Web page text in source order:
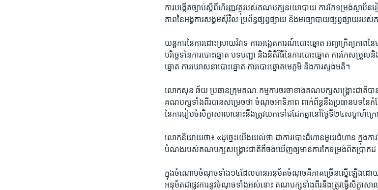
ការ​បង្កើត​ច្បាប់​ស្តីពី​ហិរញ្ញវត្ថុរបស់​គណបក្ស​នយោបាយ​ ការ​កែទម្រង់​ស្ថាប័ន​
ភាព​នៃ​អង្គការ​សង្គម​ស៊ីវិល​ ប្រព័ន្ធ​ផ្សព្វផ្សាយ​ និង​មធ្យោបាយ​ផ្សព្វផ្សាយ​
យន្តការ​នៃ​ការ​ដោះ​ស្រាយ​វិវាទ​ ការ​អង្កេត​ការណ៍​បោះ​ឆ្នោត​ អព្យាក្រិត្យ​ភាព​នៃ​
បរិច្ឆេទ​នៃ​ការ​បោះ​ឆ្នោត​ បទបញ្ជា ​និង​និតិវិធី​នៃ​ការ​បោះ​ឆ្នោត​ ការ​កែ​សម្រួល​
ឆ្នោត​ ការ​ឃោសនា​បោះ​ឆ្នោត​ ការ​បោះ​ឆ្នោត​មេភូមិ​ និង​ការ​ស្ទង់​មតិ។
លោក​សុន ឆ័យ ប្រធាន​ក្រុម​គណៈកម្មការចរចា​ខាង​គណបក្ស​សង្គ្រោះ​ជាតិ​បាន​
គណបក្ស​ទាំងពីរ​បាន​សម្រេចថា​ ចំណុច​អាទិភាព​ ពាក់​ព័ន្ធ​នឹង​ប្រធាន​បទ​នៃ​
នៃ​ការ​រៀបចំ​សិក្ខា​សាលានោះ​នឹង​ត្រូវ​យក​ទៅ​ជជែក​គ្នា​នៅ​ថ្ងៃទី​២៤​សប្តាហ៍ក្រ
លោក​និយាយ​ថា៖ ​«ដូច្នេះ​យើង​យល់​ថា​ ជាការ​បោះ​ជំហានមួយ​ជំហាន​ ​ក្នុង​កា
បំណង​របស់​គណបក្ស​សង្គ្រោះជាតិ​គឺ​ចង់​ឃើញ​ឲ្យមាន​ការ​កែទម្រង់​ពិត​ប្រា
ក្នុង​ចំណោម​ចំណុច​ទាំង​១៤ដែល​បាន​អនុម័ត​ចំណុច​គឺ​ភាគ​ច្រើន​ស្នើ​ឡើង​ដោយ​គ
អនុម័ត​ជាផ្លូវ​ការ​នូវ​ចំណុច​ទាំង​អស់​នោះ​ គណបក្ស​ទាំង​ពីរ​នឹង​ត្រូវ​ធ្វើ​សិក្ខាសា